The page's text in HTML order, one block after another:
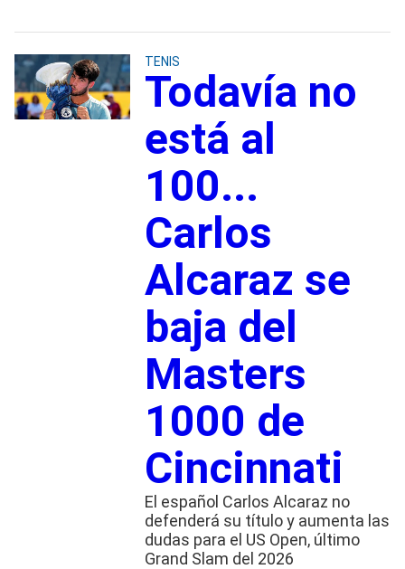
TENIS
Todavía no
está al
100...
Carlos
Alcaraz se
baja del
Masters
1000 de
Cincinnati
El español Carlos Alcaraz no
defenderá su título y aumenta las
dudas para el US Open, último
Grand Slam del 2026